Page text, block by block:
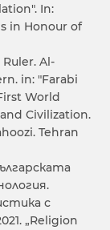
In:
in Honour of
Al-
in: "Farabi
World
Civilization.
Tehran
с
„Religion